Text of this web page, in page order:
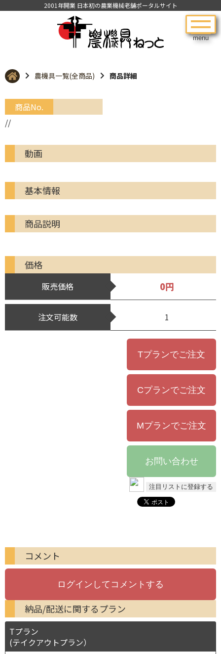
menu
2001年開業 日本初の農業機械老舗ポータルサイト
農機具一覧(全商品) 商品詳細
商品No.
//
動画
基本情報
商品説明
価格
販売価格 0円
注文可能数 1
コメント
納品/配送に関するプラン
Tプラン
(テイクアウトプラン）